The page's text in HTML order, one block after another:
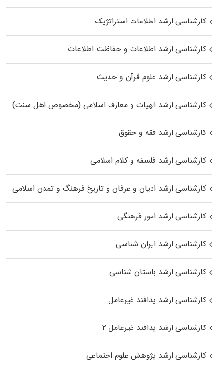
کارشناسی ارشد اطلاعات استراتژیک
کارشناسی ارشد اطلاعات و حفاظت اطلاعات
کارشناسی ارشد علوم قرآن و حدیث
کارشناسی ارشد الهیات و معارف اسلامی (مخصوص اهل سنت)
کارشناسی ارشد فقه و حقوق
کارشناسی ارشد فلسفه و کلام اسلامی
کارشناسی ارشد ادیان و عرفان و تاریخ فرهنگ و تمدن اسلامی
کارشناسی ارشد امور فرهنگی
کارشناسی ارشد ایران شناسی
کارشناسی ارشد باستان شناسی
کارشناسی ارشد پدافند غیرعامل
کارشناسی ارشد پدافند غیرعامل ۲
کارشناسی ارشد پژوهش علوم اجتماعی